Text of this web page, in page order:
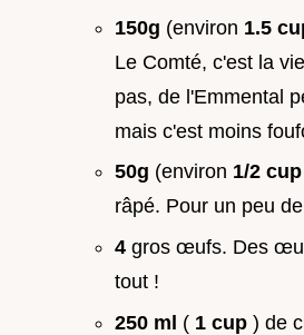
150g (environ 1.5
Le Comté, c'est la
pas, de l'Emmental
mais c'est moins
50g (environ 1/2 cup
râpé. Pour un peu
4 gros œufs. Des
tout !
250 ml ( 1 cup ) de